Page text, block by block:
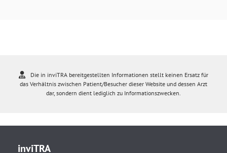
Die in inviTRA bereitgestellten Informationen stellt keinen Ersatz für
das Verhältnis zwischen Patient/Besucher dieser Website und dessen Arzt
dar, sondern dient lediglich zu Informationszwecken.
inviTRA